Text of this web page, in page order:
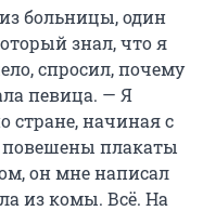
больницы, один
знал, что я
спросил, почему
певица. — Я
стране, начиная с
плакаты
он мне написал
из комы. Всё. На